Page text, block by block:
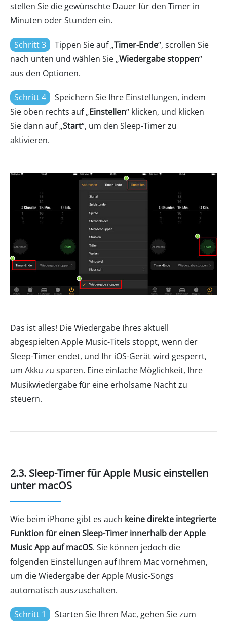
stellen Sie die gewünschte Dauer für den Timer in
Minuten oder Stunden ein.
Schritt 3 Tippen Sie auf „Timer-Ende“, scrollen Sie
nach unten und wählen Sie „Wiedergabe stoppen“
aus den Optionen.
Schritt 4
Speichern Sie Ihre Einstellungen, indem
Sie oben rechts auf „Einstellen“ klicken, und klicken
Sie dann auf „Start“, um den Sleep-Timer zu
aktivieren.
Das ist alles! Die Wiedergabe Ihres aktuell
abgespielten Apple Music-Titels stoppt, wenn der
Sleep-Timer endet, und Ihr iOS-Gerät wird gesperrt,
um Akku zu sparen. Eine einfache Möglichkeit, Ihre
Musikwiedergabe für eine erholsame Nacht zu
steuern.
2.3. Sleep-Timer für Apple Music einstellen
unter macOS
Wie beim iPhone gibt es auch keine direkte integrierte
Funktion für einen Sleep-Timer innerhalb der Apple
Music App auf macOS. Sie können jedoch die
folgenden Einstellungen auf Ihrem Mac vornehmen,
um die Wiedergabe der Apple Music-Songs
automatisch auszuschalten.
Schritt 1
Starten Sie Ihren Mac, gehen Sie zum